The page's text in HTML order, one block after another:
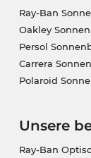
Ray-Ban
Oakley
Persol
Carrera
Polaroid
Unsere
Ray-Ban